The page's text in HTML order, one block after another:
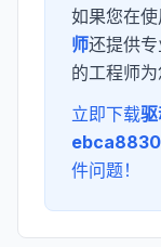
如果您在使
师还提供
的工程师为
立即下载
件问题！